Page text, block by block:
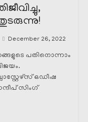
തുടരുന്നു!
December 26, 2022
പതിനൊന്നാം
ഒഡീഷ
സിംഗ്